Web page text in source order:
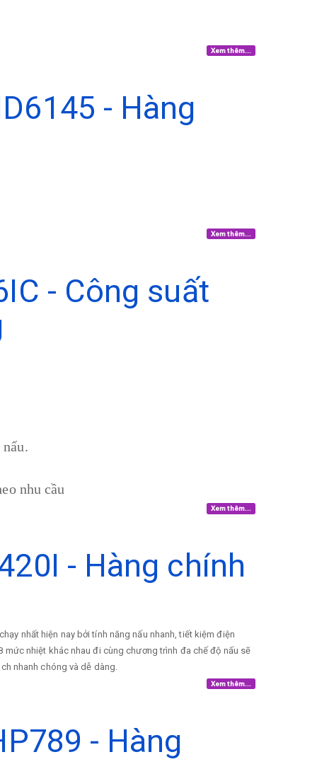
Xem thêm...
- Hàng
Xem thêm...
- Công suất
nhu cầu
Xem thêm...
- Hàng chính
nhất hiện nay bởi tính năng nấu nhanh, tiết kiệm điện
nhiệt khác nhau đi cùng chương trình đa chế độ nấu sẽ
nhanh chóng và dễ dàng.
Xem thêm...
- Hàng